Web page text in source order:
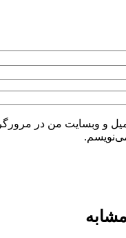
و وبسایت من در